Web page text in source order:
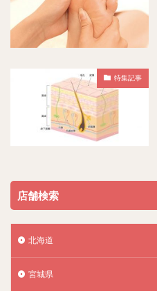
特集記事
店舗検索
北海道
宮城県